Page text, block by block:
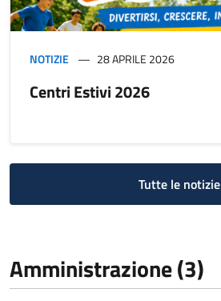
NOTIZIE 28 APRILE 2026
Centri Estivi 2026
Tutte le notizie
Amministrazione (3)